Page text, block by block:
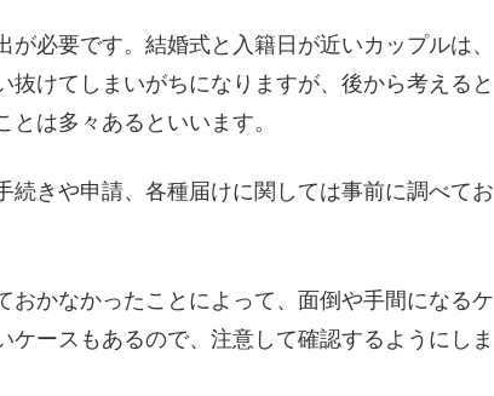
必要です。結婚式と入籍日が近いカップルは、
けてしまいがちになりますが、後から考えると
は多々あるといいます。
きや申請、各種届けに関しては事前に調べてお
かなかったことによって、面倒や手間になるケ
ースもあるので、注意して確認するようにしま